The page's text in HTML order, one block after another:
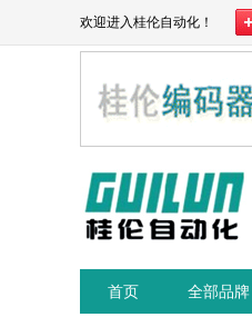
欢迎进入桂伦自动化！
首页 全部品牌